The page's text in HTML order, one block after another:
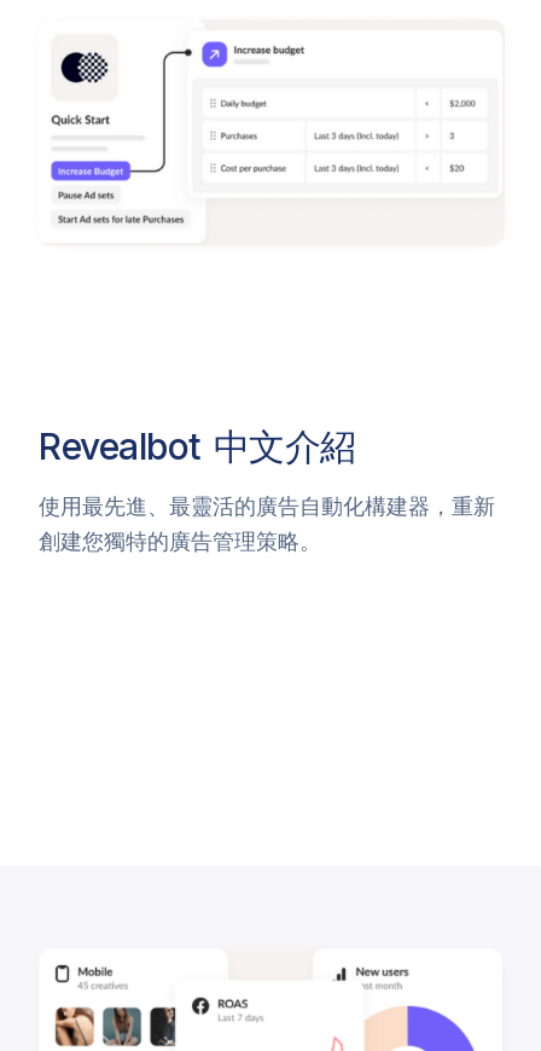
Revealbot 中文介紹
使用最先進、最靈活的廣告自動化構建器，重新
創建您獨特的廣告管理策略。